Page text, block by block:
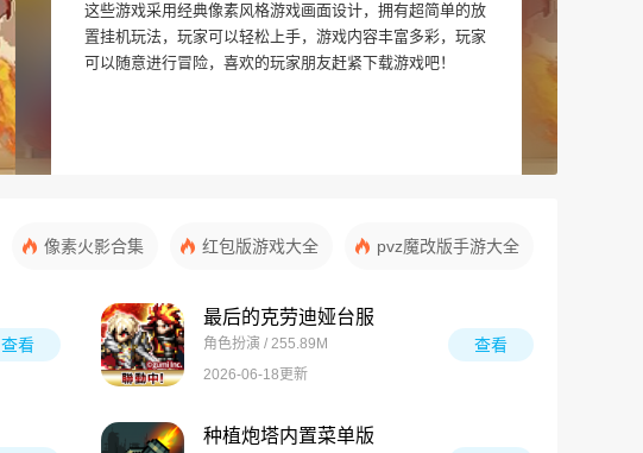
这些游戏采用经典像素风格游戏画面设计，拥有超简单的放
置挂机玩法，玩家可以轻松上手，游戏内容丰富多彩，玩家
可以随意进行冒险，喜欢的玩家朋友赶紧下载游戏吧！
像素火影合集 红包版游戏大全 pvz魔改版手游大全
查看
最后的克劳迪娅台服
角色扮演 / 255.89M
2026-06-18更新
查看
种植炮塔内置菜单版